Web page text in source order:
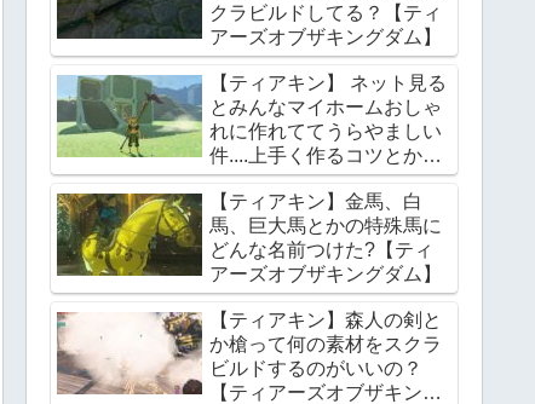
クラビルドしてる？【ティ
アーズオブザキングダム】
【ティアキン】 ネット見る
とみんなマイホームおしゃ
れに作れててうらやましい
件....上手く作るコツとかあ
る？【ティアーズオブザキ
ングダム】
【ティアキン】金馬、白
馬、巨大馬とかの特殊馬に
どんな名前つけた?【ティ
アーズオブザキングダム】
【ティアキン】森人の剣と
か槍って何の素材をスクラ
ビルドするのがいいの？
【ティアーズオブザキング